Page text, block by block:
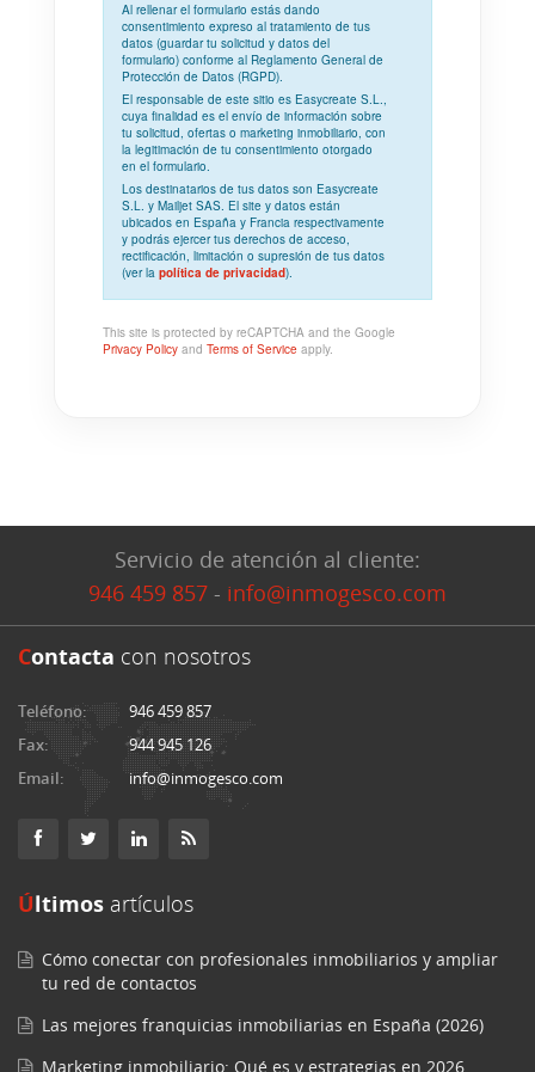
Al rellenar el formulario estás dando
consentimiento expreso al tratamiento de tus
datos (guardar tu solicitud y datos del
formulario) conforme al Reglamento General de
Protección de Datos (RGPD).
El responsable de este sitio es Easycreate S.L.,
cuya finalidad es el envío de información sobre
tu solicitud, ofertas o marketing inmobiliario, con
la legitimación de tu consentimiento otorgado
en el formulario.
Los destinatarios de tus datos son Easycreate
S.L. y Mailjet SAS. El site y datos están
ubicados en España y Francia respectivamente
y podrás ejercer tus derechos de acceso,
rectificación, limitación o supresión de tus datos
(ver la política de privacidad).
This site is protected by reCAPTCHA and the Google
Privacy Policy and Terms of Service apply.
Servicio de atención al cliente:
946 459 857 - info@inmogesco.com
Contacta con nosotros
Teléfono:
946 459 857
Fax:
944 945 126
Email:
info@inmogesco.com
Últimos artículos
Cómo conectar con profesionales inmobiliarios y ampliar
tu red de contactos
Las mejores franquicias inmobiliarias en España (2026)
Marketing inmobiliario: Qué es y estrategias en 2026